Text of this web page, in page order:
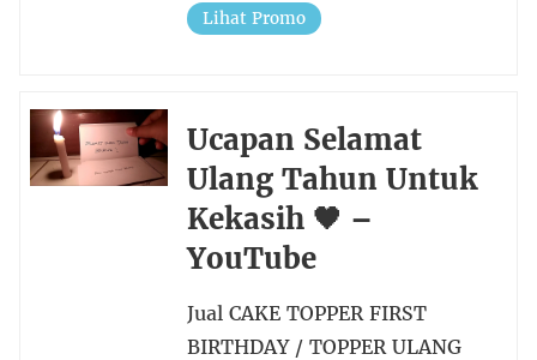
Lihat Promo
Ucapan Selamat
Ulang Tahun Untuk
Kekasih 🖤 –
YouTube
Jual CAKE TOPPER FIRST
BIRTHDAY / TOPPER ULANG